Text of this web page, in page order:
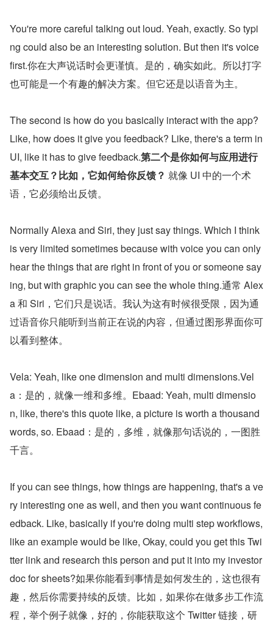
You're more careful talking out loud. Yeah, exactly. So typi
ng could also be an interesting solution. But then it's voice
first.你在大声说话时会更谨慎。是的，确实如此。所以打字
也可能是一个有趣的解决方案。但它还是以语音为主。
The second is how do you basically interact with the app?
Like, how does it give you feedback? Like, there's a term in
UI, like it has to give feedback.第二个是你如何与应用进行
基本交互？比如，它如何给你反馈？ 就像 UI 中的一个术
语，它必须给出反馈。
Normally Alexa and Siri, they just say things. Which I think
is very limited sometimes because with voice you can only
hear the things that are right in front of you or someone say
ing, but with graphic you can see the whole thing.通常 Alex
a 和 Siri，它们只是说话。我认为这有时候很受限，因为通
过语音你只能听到当前正在说的内容，但通过图形界面你可
以看到整体。
Vela: Yeah, like one dimension and multi dimensions.Vel
a：是的，就像一维和多维。Ebaad: Yeah, multi dimensio
n, like, there's this quote like, a picture is worth a thousand
words, so. Ebaad：是的，多维，就像那句话说的，一图胜
千言。
If you can see things, how things are happening, that's a ve
ry interesting one as well, and then you want continuous fe
edback. Like, basically if you're doing multi step workflows,
like an example would be like, Okay, could you get this Twi
tter link and research this person and put it into my investor
doc for sheets?如果你能看到事情是如何发生的，这也很有
趣，然后你需要持续的反馈。比如，如果你在做多步工作流
程，举个例子就像，好的，你能获取这个 Twitter 链接，研